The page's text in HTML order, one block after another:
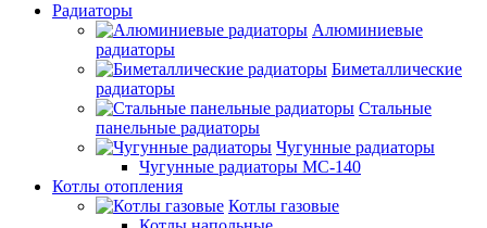
Радиаторы
Алюминиевые
радиаторы
Биметаллические
радиаторы
Стальные
панельные радиаторы
Чугунные радиаторы
Чугунные радиаторы МС-140
Котлы отопления
Котлы газовые